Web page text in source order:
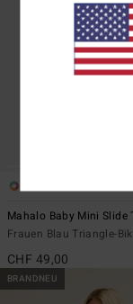
Mahalo Baby Mini Slide
Frauen Blau Triangle-
CHF 49,00
BRANDNEU